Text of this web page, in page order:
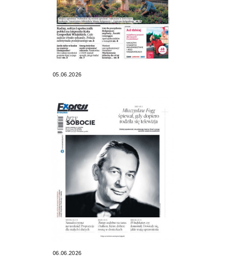
05.06.2026
06.06.2026